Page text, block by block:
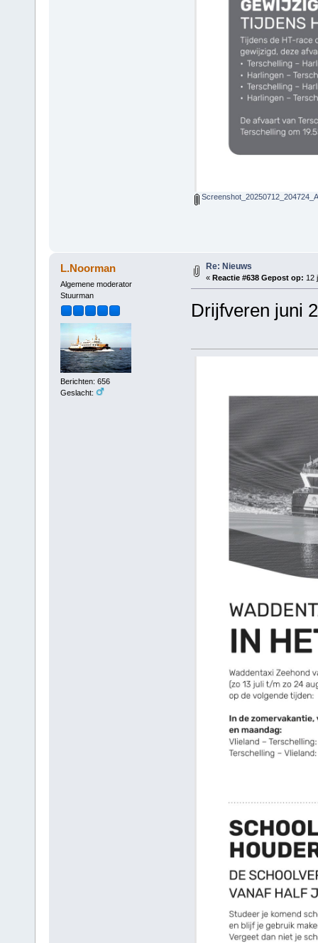
L.Noorman
Algemene moderator
Stuurman
Berichten: 656
Geslacht:
Re: Nieuws
« Reactie #638 Gepost op: 12
Drijfveren juni